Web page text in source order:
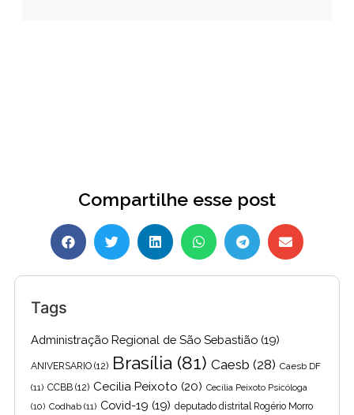
Compartilhe esse post
Tags
Administração Regional de São Sebastião (19)
ANIVERSARIO (12) Brasília (81) Caesb (28) Caesb DF
(11) CCBB (12) Cecilia Peixoto (20) Cecília Peixoto Psicóloga
(10) Codhab (11) Covid-19 (19) deputado distrital Rogério Morro